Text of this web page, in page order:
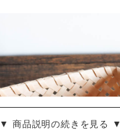
▼ 商品説明の続きを見る ▼